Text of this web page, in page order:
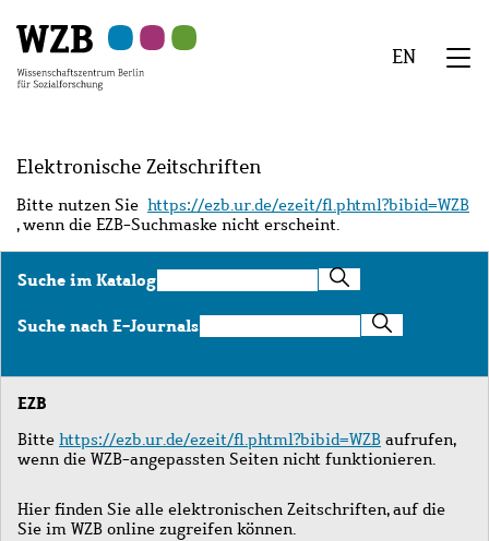
Hauptinhalt
springen
Navigation
springen
Suche
springen
Sekundärnavigation
springen
Fußzeile
springen
EN
Elektronische Zeitschriften
Bitte nutzen Sie https://ezb.ur.de/ezeit/fl.phtml?bibid=WZB
, wenn die EZB-Suchmaske nicht erscheint.
Suche im KatalogSuche
im
Katalog
Suche nach E-JournalsSuche
nach
Journals
EZB
Bitte https://ezb.ur.de/ezeit/fl.phtml?bibid=WZB aufrufen,
wenn die WZB-angepassten Seiten nicht funktionieren.
Hier finden Sie alle elektronischen Zeitschriften, auf die
Sie im WZB online zugreifen können.